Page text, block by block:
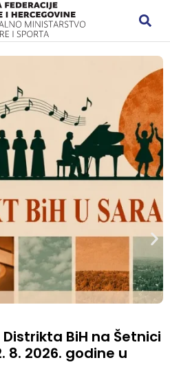
BiH na Šetnici
8. 2026. godine u